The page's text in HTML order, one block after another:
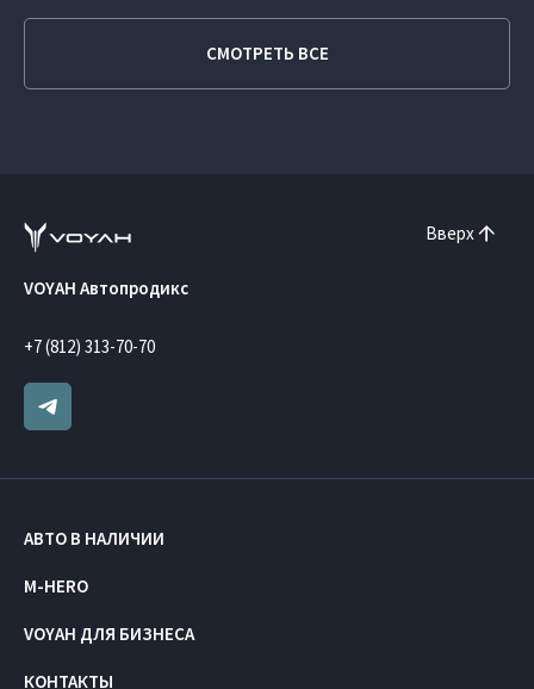
СМОТРЕТЬ ВСЕ
Вверх
VOYAH Автопродикс
+7 (812) 313-70-70
АВТО В НАЛИЧИИ
M-HERO
VOYAH ДЛЯ БИЗНЕСА
КОНТАКТЫ